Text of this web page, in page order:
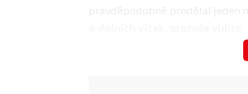
pravděpodobně prodělal jeden
bývalý prezident vypadá více